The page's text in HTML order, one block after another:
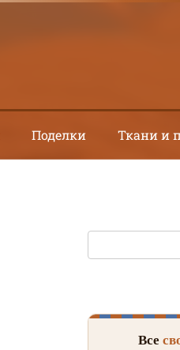
Поделки Ткани и
Все